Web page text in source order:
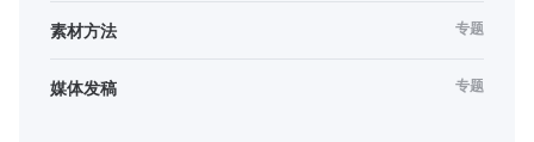
素材方法 专题
媒体发稿 专题